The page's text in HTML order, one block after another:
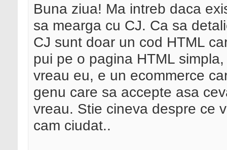
Buna ziua! Ma intreb daca
sa mearga cu CJ. Ca sa
CJ sunt doar un cod HTML
pui pe o pagina HTML
vreau eu, e un ecommerce
genu care sa accepte asa
vreau. Stie cineva despre ce
cam ciudat..